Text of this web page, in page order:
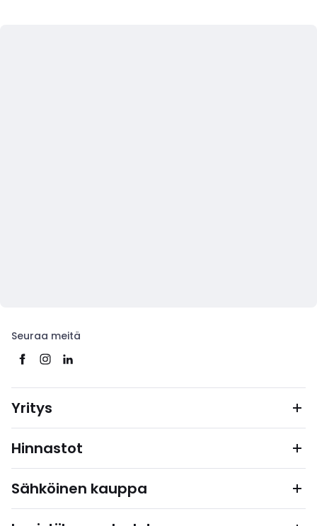
Seuraa meitä
Yritys
Hinnastot
Sähköinen kauppa